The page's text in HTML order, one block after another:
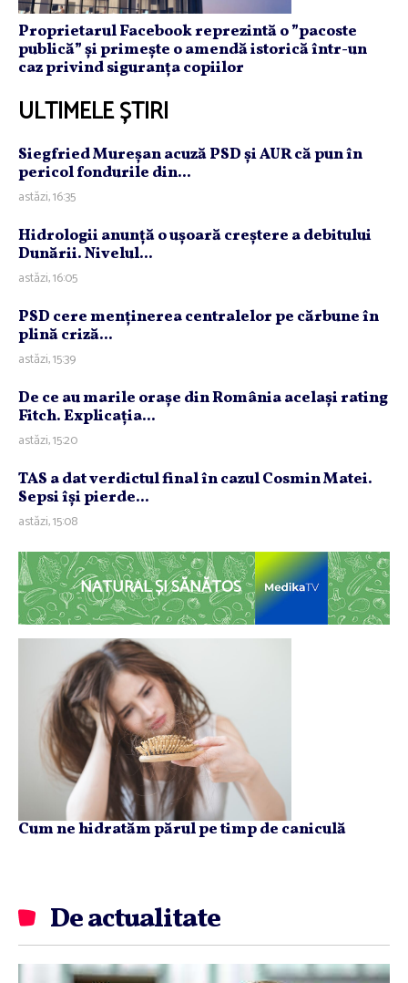
Proprietarul Facebook reprezintă o ”pacoste
publică” și primește o amendă istorică într-un
caz privind siguranța copiilor
ULTIMELE ȘTIRI
Siegfried Mureşan acuză PSD şi AUR că pun în
pericol fondurile din...
astăzi, 16:35
Hidrologii anunţă o uşoară creştere a debitului
Dunării. Nivelul...
astăzi, 16:05
PSD cere menţinerea centralelor pe cărbune în
plină criză...
astăzi, 15:39
De ce au marile oraşe din România acelaşi rating
Fitch. Explicaţia...
astăzi, 15:20
TAS a dat verdictul final în cazul Cosmin Matei.
Sepsi îşi pierde...
astăzi, 15:08
NATURAL ȘI SĂNĂTOS
Cum ne hidratăm părul pe timp de caniculă
De actualitate